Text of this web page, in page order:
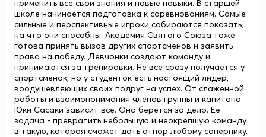
применить все свои знания и новые навыки. В старшей
школе начинается подготовка к соревнованиям. Самые
сильные и перспективные игроки собираются показать,
на что они способны. Академия Святого Союза тоже
готова принять вызов других спортсменов и заявить
права на победу. Девчонки создают команду и
принимаются за тренировки. Не все сразу получается у
спортсменок, но у студенток есть настоящий лидер,
воодушевляющих своих подруг на успех. От слаженной
работы и взаимопонимания членов группы и капитана
Юки Сасаки зависит все. Она берется за дело. Ее
задача - превратить небольшую и неокрепшую команду
в такую, которая сможет дать отпор любому сопернику.